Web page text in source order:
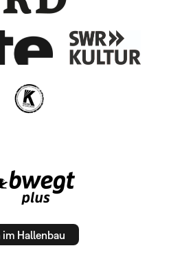
Hallenbau